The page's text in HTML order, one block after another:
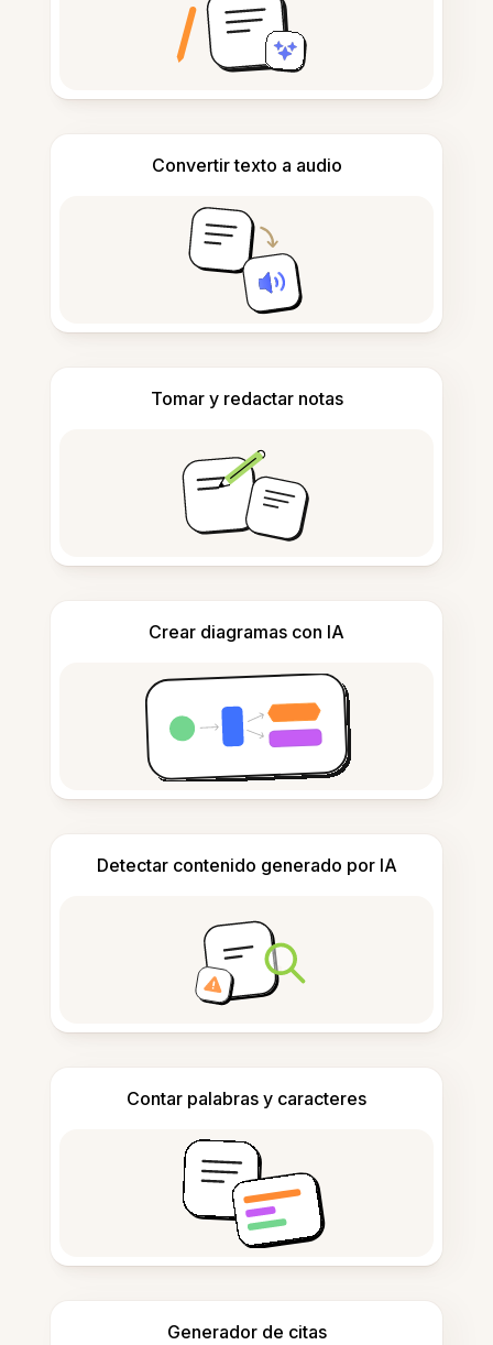
Convertir texto a audio
Tomar y redactar notas
Crear diagramas con IA
Detectar contenido generado por IA
Contar palabras y caracteres
Generador de citas